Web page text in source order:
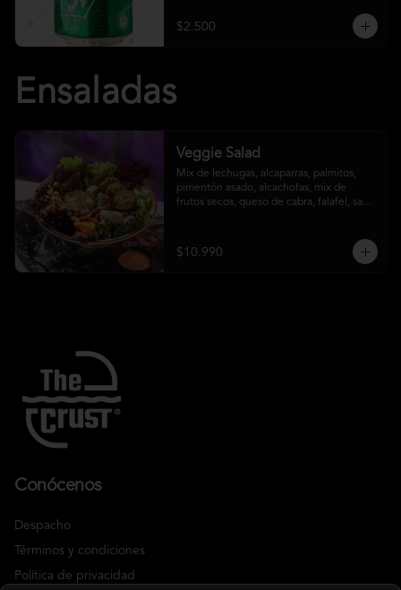
$2.500
Ensaladas
Veggie Salad
Mix de lechugas, alcaparras, palmitos,
pimentón asado, alcachofas, mix de
frutos secos, queso de cabra, falafel, salsa
$10.990
Conócenos
Despacho
Términos y condiciones
Política de privacidad